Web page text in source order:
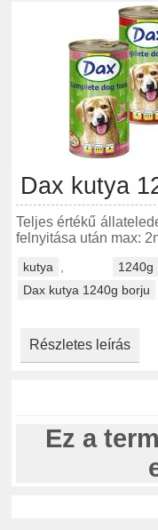
Dax kutya
Teljes értékű
felnyitása után max:
kutya 1240g
Dax kutya 1240g borju
Részletes leírás
Ez a